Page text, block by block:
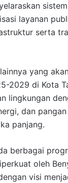
layanan
serta
yang
2029 di Kota
lingkungan
dan
panjang.
berbagai
oleh
visi